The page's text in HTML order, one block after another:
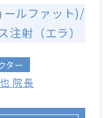
ールファット)/
射（エラ）
ター
院長